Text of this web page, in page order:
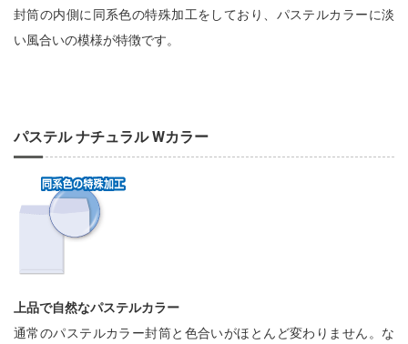
封筒の内側に同系色の特殊加工をしており、パステルカラーに淡
い風合いの模様が特徴です。
パステル ナチュラル Wカラー
上品で自然なパステルカラー
通常のパステルカラー封筒と色合いがほとんど変わりません。な